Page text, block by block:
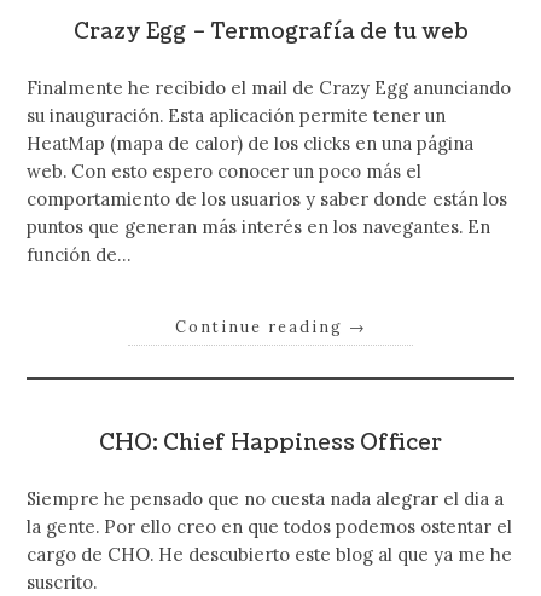
Crazy Egg – Termografía de tu web
Finalmente he recibido el mail de Crazy Egg anunciando
su inauguración. Esta aplicación permite tener un
HeatMap (mapa de calor) de los clicks en una página
web. Con esto espero conocer un poco más el
comportamiento de los usuarios y saber donde están los
puntos que generan más interés en los navegantes. En
función de…
Continue reading →
CHO: Chief Happiness Officer
Siempre he pensado que no cuesta nada alegrar el dia a
la gente. Por ello creo en que todos podemos ostentar el
cargo de CHO. He descubierto este blog al que ya me he
suscrito.